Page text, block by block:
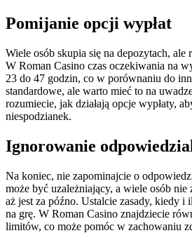
Pomijanie opcji wypłat
Wiele osób skupia się na depozytach, ale
W Roman Casino czas oczekiwania na
23 do 47 godzin, co w porównaniu do
standardowe, ale warto mieć to na
rozumiecie, jak działają opcje wypłaty,
niespodzianek.
Ignorowanie
Na koniec, nie zapominajcie o
może być uzależniający, a wiele osób nie
aż jest za późno. Ustalcie zasady, kiedy i
na grę. W Roman Casino znajdziecie
limitów, co może pomóc w zachowaniu